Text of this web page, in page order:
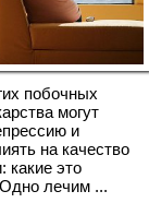
побочных
могут
и
на качество
какие это
лечим ...